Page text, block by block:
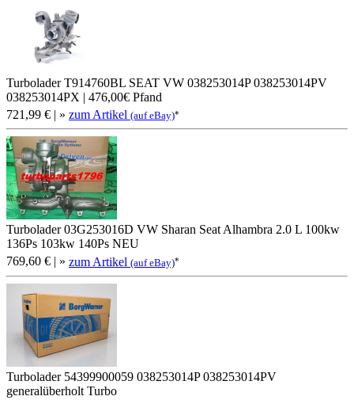
Turbolader T914760BL SEAT VW 038253014P 038253014PV
038253014PX | 476,00€ Pfand
721,99 € | » zum Artikel (auf eBay)*
Turbolader 03G253016D VW Sharan Seat Alhambra 2.0 L 100kw
136Ps 103kw 140Ps NEU
769,60 € | » zum Artikel (auf eBay)*
Turbolader 54399900059 038253014P 038253014PV
generalüberholt Turbo